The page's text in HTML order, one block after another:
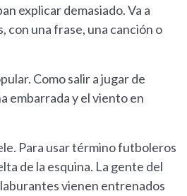
explicar demasiado. Va a
con una frase, una canción o
Como salir a jugar de
embarrada y el viento en
Para usar término futboleros
de la esquina. La gente del
vienen entrenados